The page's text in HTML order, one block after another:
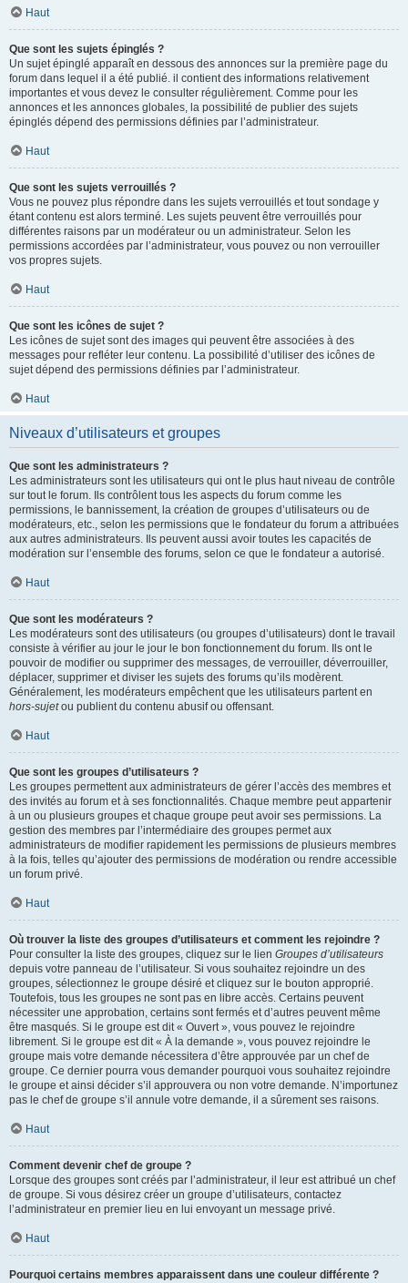
Haut
Que sont les sujets épinglés ?
Un sujet épinglé apparaît en dessous des annonces sur la première page du
forum dans lequel il a été publié. il contient des informations relativement
importantes et vous devez le consulter régulièrement. Comme pour les
annonces et les annonces globales, la possibilité de publier des sujets
épinglés dépend des permissions définies par l’administrateur.
Haut
Que sont les sujets verrouillés ?
Vous ne pouvez plus répondre dans les sujets verrouillés et tout sondage y
étant contenu est alors terminé. Les sujets peuvent être verrouillés pour
différentes raisons par un modérateur ou un administrateur. Selon les
permissions accordées par l’administrateur, vous pouvez ou non verrouiller
vos propres sujets.
Haut
Que sont les icônes de sujet ?
Les icônes de sujet sont des images qui peuvent être associées à des
messages pour refléter leur contenu. La possibilité d’utiliser des icônes de
sujet dépend des permissions définies par l’administrateur.
Haut
Niveaux d’utilisateurs et groupes
Que sont les administrateurs ?
Les administrateurs sont les utilisateurs qui ont le plus haut niveau de contrôle
sur tout le forum. Ils contrôlent tous les aspects du forum comme les
permissions, le bannissement, la création de groupes d’utilisateurs ou de
modérateurs, etc., selon les permissions que le fondateur du forum a attribuées
aux autres administrateurs. Ils peuvent aussi avoir toutes les capacités de
modération sur l’ensemble des forums, selon ce que le fondateur a autorisé.
Haut
Que sont les modérateurs ?
Les modérateurs sont des utilisateurs (ou groupes d’utilisateurs) dont le travail
consiste à vérifier au jour le jour le bon fonctionnement du forum. Ils ont le
pouvoir de modifier ou supprimer des messages, de verrouiller, déverrouiller,
déplacer, supprimer et diviser les sujets des forums qu’ils modèrent.
Généralement, les modérateurs empêchent que les utilisateurs partent en
hors-sujetou publient du contenu abusif ou offensant.
Haut
Que sont les groupes d’utilisateurs ?
Les groupes permettent aux administrateurs de gérer l’accès des membres et
des invités au forum et à ses fonctionnalités. Chaque membre peut appartenir
à un ou plusieurs groupes et chaque groupe peut avoir ses permissions. La
gestion des membres par l’intermédiaire des groupes permet aux
administrateurs de modifier rapidement les permissions de plusieurs membres
à la fois, telles qu’ajouter des permissions de modération ou rendre accessible
un forum privé.
Haut
Où trouver la liste des groupes d’utilisateurs et comment les rejoindre ?
Pour consulter la liste des groupes, cliquez sur le lien Groupes d’utilisateurs
depuis votre panneau de l’utilisateur. Si vous souhaitez rejoindre un des
groupes, sélectionnez le groupe désiré et cliquez sur le bouton approprié.
Toutefois, tous les groupes ne sont pas en libre accès. Certains peuvent
nécessiter une approbation, certains sont fermés et d’autres peuvent même
être masqués. Si le groupe est dit « Ouvert », vous pouvez le rejoindre
librement. Si le groupe est dit « À la demande », vous pouvez rejoindre le
groupe mais votre demande nécessitera d’être approuvée par un chef de
groupe. Ce dernier pourra vous demander pourquoi vous souhaitez rejoindre
le groupe et ainsi décider s’il approuvera ou non votre demande. N’importunez
pas le chef de groupe s’il annule votre demande, il a sûrement ses raisons.
Haut
Comment devenir chef de groupe ?
Lorsque des groupes sont créés par l’administrateur, il leur est attribué un chef
de groupe. Si vous désirez créer un groupe d’utilisateurs, contactez
l’administrateur en premier lieu en lui envoyant un message privé.
Haut
Pourquoi certains membres apparaissent dans une couleur différente ?